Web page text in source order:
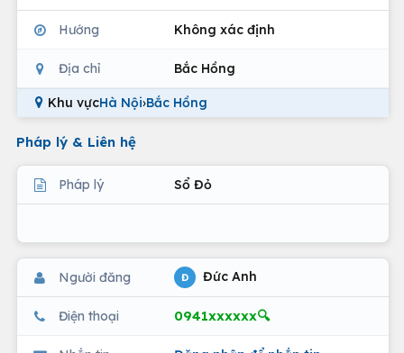
Hướng Không xác định
Địa chỉ Bắc Hồng
Khu vựcHà Nội›Bắc Hồng
Pháp lý & Liên hệ
Pháp lý Sổ Đỏ
Người đăng Đ Đức Anh
Điện thoại 0941xxxxxx🔍